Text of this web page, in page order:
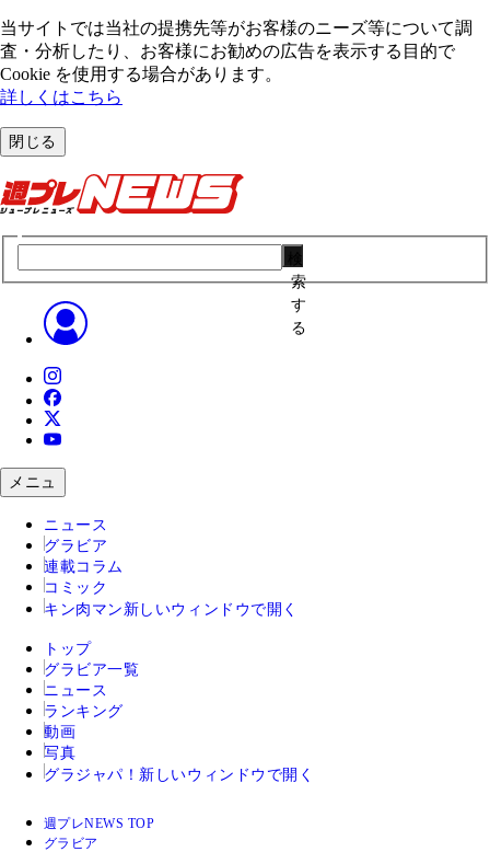
当サイトでは当社の提携先等がお客様のニーズ等について調
査・分析したり、お客様にお勧めの広告を表⽰する⽬的で
Cookie を使⽤する場合があります。
詳しくはこちら
閉じる
索
す
る
メニュ
ニュース
グラビア
連載コラム
コミック
キン肉マン 新しいウィンドウで開く
トップ
グラビア一覧
ニュース
ランキング
動画
写真
グラジャパ！ 新しいウィンドウで開く
週プレNEWS TOP
グラビア